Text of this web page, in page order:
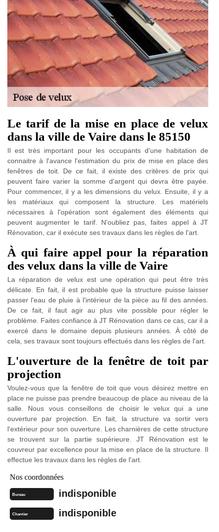
Le tarif de la mise en place de velux
dans la ville de Vaire dans le 85150
Il est très important pour les occupants d'une habitation de
connaitre à l'avance l'estimation du prix de mise en place des
fenêtres de toit. De ce fait, il existe des critères de prix qui
peuvent faire varier la somme d'argent qui devra être payée.
Pour commencer, il y a les dimensions du velux. Ensuite, il y a
les matériaux qui composent la structure. Les matériels
nécessaires à l'opération sont également des éléments qui
peuvent augmenter le tarif. N'oubliez pas, faites appel à JT
Rénovation, car il exécute ses travaux dans les règles de l'art.
À qui faire appel pour la réparation
des velux dans la ville de Vaire
La réparation de velux est une opération qui peut être très
délicate. En fait, il est probable que la structure puisse laisser
passer l'eau de pluie à l'intérieur de la pièce au fil des années.
De ce fait, il faut agir au plus vite possible pour régler le
problème. Faites confiance à JT Rénovation dans ce cas, car il a
exercé dans le domaine depuis plusieurs années. À côté de
cela, ses travaux sont toujours effectués dans les règles de l'art.
L'ouverture de la fenêtre de toit par
projection
Voulez-vous que la fenêtre de toit que vous désirez mettre en
place ne puisse pas prendre beaucoup de place au niveau de la
salle. Nous vous conseillons de choisir le velux qui a une
ouverture par projection. En fait, la structure va sortir vers
l'extérieur pour son ouverture. Les charnières de cette structure
se trouvent sur la partie supérieure. JT Rénovation est le
couvreur par excellence pour la mise en place de la structure. Il
effectue les travaux dans les règles de l'art.
Nos coordonnées
Bureau indisponible
Chantier indisponible